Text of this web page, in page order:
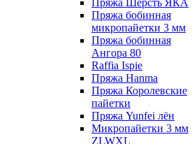
Пряжа Шерсть ЯКА
Пряжа бобинная
микропайетки 3 мм
Пряжа бобинная
Ангора 80
Raffia Ispie
Пряжа Hanma
Пряжа Королевские
пайетки
Пряжа Yunfei лён
Микропайетки 3 мм
ZLWXL